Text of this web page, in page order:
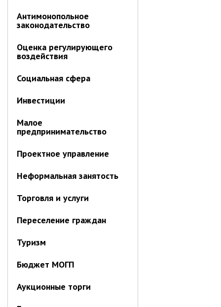
Антимонопольное
законодательство
Оценка регулирующего
воздействия
Социальная сфера
Инвестиции
Малое
предпринимательство
Проектное управление
Неформальная занятость
Торговля и услуги
Переселение граждан
Туризм
Бюджет МОГП
Аукционные торги